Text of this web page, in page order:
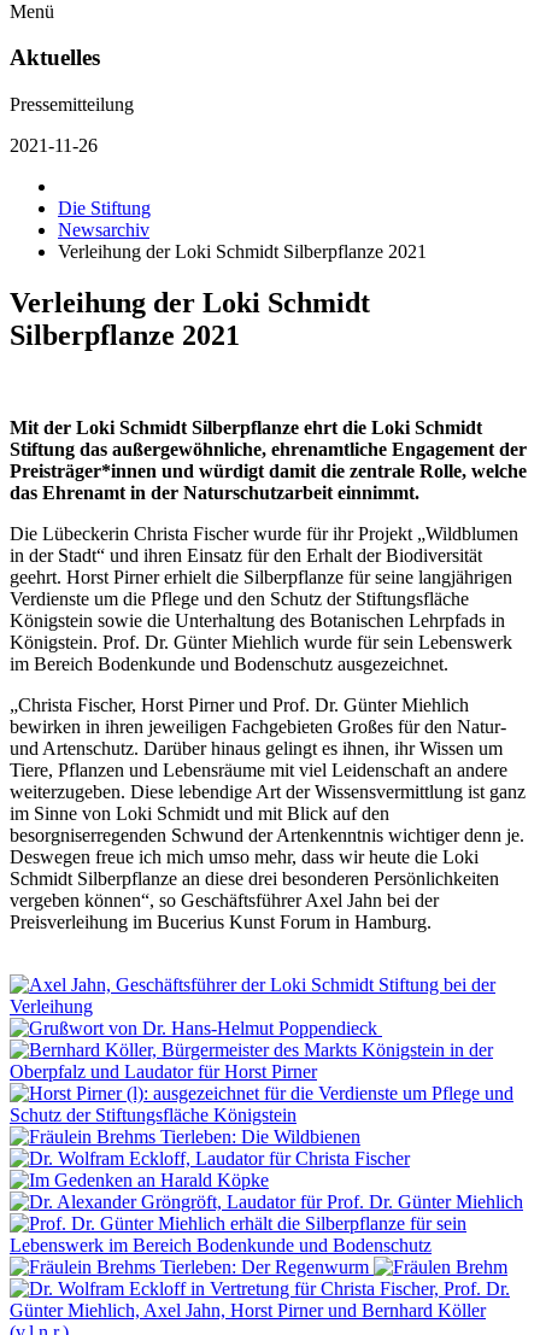
Menü
Aktuelles
Pressemitteilung
2021-11-26
Die Stiftung
Newsarchiv
Verleihung der Loki Schmidt Silberpflanze 2021
Verleihung der Loki Schmidt
Silberpflanze 2021
Mit der Loki Schmidt Silberpflanze ehrt die Loki Schmidt
Stiftung das außergewöhnliche, ehrenamtliche Engagement der
Preisträger*innen und würdigt damit die zentrale Rolle, welche
das Ehrenamt in der Naturschutzarbeit einnimmt.
Die Lübeckerin Christa Fischer wurde für ihr Projekt „Wildblumen
in der Stadt“ und ihren Einsatz für den Erhalt der Biodiversität
geehrt. Horst Pirner erhielt die Silberpflanze für seine langjährigen
Verdienste um die Pflege und den Schutz der Stiftungsfläche
Königstein sowie die Unterhaltung des Botanischen Lehrpfads in
Königstein. Prof. Dr. Günter Miehlich wurde für sein Lebenswerk
im Bereich Bodenkunde und Bodenschutz ausgezeichnet.
„Christa Fischer, Horst Pirner und Prof. Dr. Günter Miehlich
bewirken in ihren jeweiligen Fachgebieten Großes für den Natur-
und Artenschutz. Darüber hinaus gelingt es ihnen, ihr Wissen um
Tiere, Pflanzen und Lebensräume mit viel Leidenschaft an andere
weiterzugeben. Diese lebendige Art der Wissensvermittlung ist ganz
im Sinne von Loki Schmidt und mit Blick auf den
besorgniserregenden Schwund der Artenkenntnis wichtiger denn je.
Deswegen freue ich mich umso mehr, dass wir heute die Loki
Schmidt Silberpflanze an diese drei besonderen Persönlichkeiten
vergeben können“, so Geschäftsführer Axel Jahn bei der
Preisverleihung im Bucerius Kunst Forum in Hamburg.